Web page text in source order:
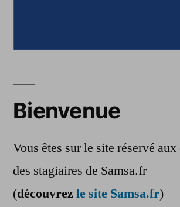
Bienvenue
Vous êtes sur le site réservé
des stagiaires de Samsa.fr
(découvrezle site Samsa.fr)